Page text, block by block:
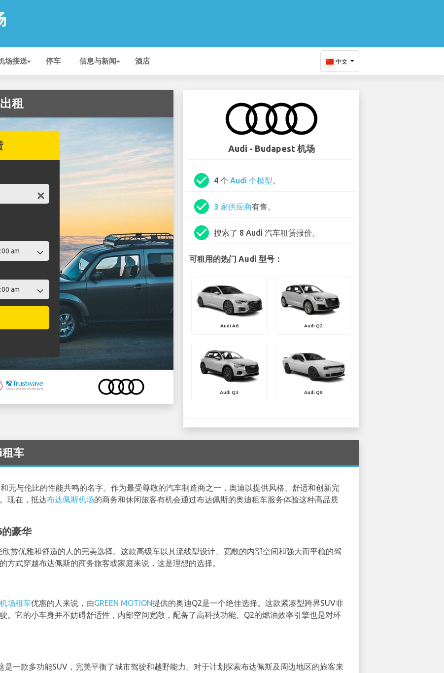
场接送 停车 信息与新闻 酒店 中文
租
Audi - Budapest 机场
check_circle 4 个Audi 个模型。
check_circle 3 家供应商有售。
check_circle 搜索了 8 Audi 汽车租赁报价。
可租用的热门 Audi 型号：
Audi A6 Audi Q2
Audi Q3 Audi Q8
车
无与伦比的性能共鸣的名字。作为最受尊敬的汽车制造商之一，奥迪以提供风格、舒适和创新完
现在，抵达布达佩斯机场的商务和休闲旅客有机会通过布达佩斯的奥迪租车服务体验这种高品质
豪华
赏优雅和舒适的人的完美选择。这款高级车以其流线型设计、宽敞的内部空间和强大而平稳的驾
方式穿越布达佩斯的商务旅客或家庭来说，这是理想的选择。
场租车优惠的人来说，由GREEN MOTION提供的奥迪Q2是一个绝佳选择。这款紧凑型跨界SUV非
。它的小车身并不妨碍舒适性，内部空间宽敞，配备了高科技功能。Q2的燃油效率引擎也是对环
是一款多功能SUV，完美平衡了城市驾驶和越野能力。对于计划探索布达佩斯及周边地区的旅客来